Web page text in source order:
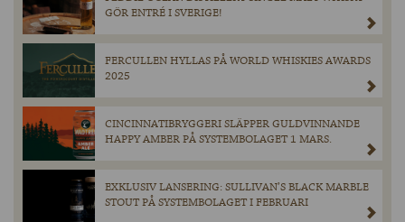
GÖR ENTRÉ I SVERIGE!
FERCULLEN HYLLAS PÅ WORLD WHISKIES AWARDS
2025
CINCINNATIBRYGGERI SLÄPPER GULDVINNANDE
HAPPY AMBER PÅ SYSTEMBOLAGET 1 MARS.
EXKLUSIV LANSERING: SULLIVAN’S BLACK MARBLE
STOUT PÅ SYSTEMBOLAGET I FEBRUARI